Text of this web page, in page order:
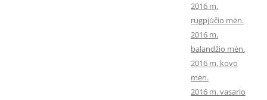
2016 m.
rugpjūčio mėn.
2016 m.
balandžio mėn.
2016 m. kovo
mėn.
2016 m. vasario